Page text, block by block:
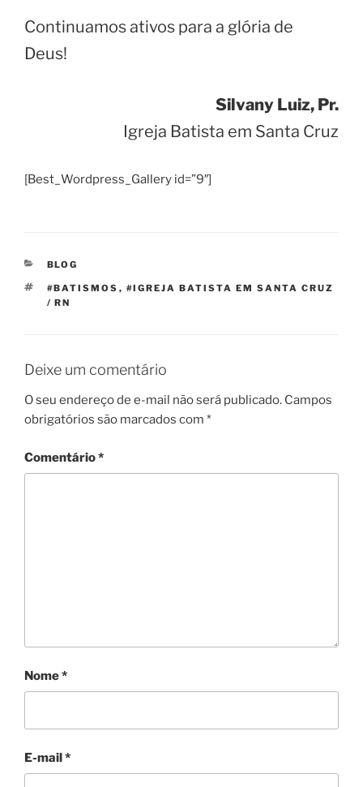
Continuamos ativos para a glória de
Deus!
Silvany Luiz, Pr.
Igreja Batista em Santa Cruz
[Best_Wordpress_Gallery id=”9″]
CATEGORIAS
BLOG
TAGS
#BATISMOS , #IGREJA BATISTA EM SANTA CRUZ
/ RN
Deixe um comentário
O seu endereço de e-mail não será publicado. Campos
obrigatórios são marcados com *
Comentário*
Nome*
E-mail*